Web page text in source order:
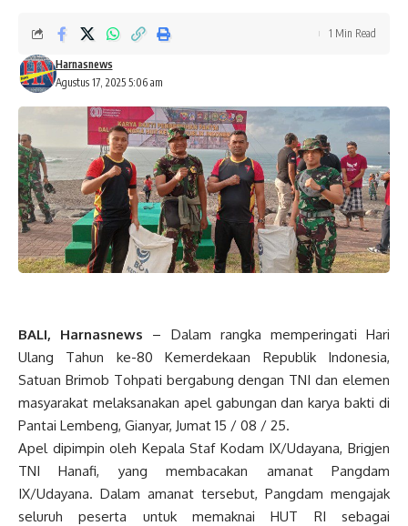
Agustus 17, 2025 5:06 am
Harnasnews
1 Min Read
BALI, Harnasnews – Dalam rangka memperingati Hari
Ulang Tahun ke-80 Kemerdekaan Republik Indonesia,
Satuan Brimob Tohpati bergabung dengan TNI dan elemen
masyarakat melaksanakan apel gabungan dan karya bakti di
Pantai Lembeng, Gianyar, Jumat 15 / 08 / 25.
Apel dipimpin oleh Kepala Staf Kodam IX/Udayana, Brigjen
TNI Hanafi, yang membacakan amanat Pangdam
IX/Udayana. Dalam amanat tersebut, Pangdam mengajak
seluruh peserta untuk memaknai HUT RI sebagai